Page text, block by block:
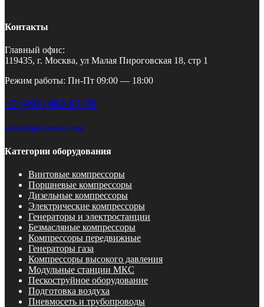
Контакты
Главный офис:
119435, г. Москва, ул Малая Пироговская 18, стр 1
Режим работы: Пн-Пт 09:00 — 18:00
+7 (495) 492-67-70
zakaz@pnevmotex.com
Категории оборудования
Винтовые компрессоры
Поршневые компрессоры
Дизельные компрессоры
Электрические компрессоры
Генераторы и электростанции
Безмасляные компрессоры
Компрессоры передвижные
Генераторы газа
Компрессоры высокого давления
Модульные станции МКС
Пескоструйное оборудование
Подготовка воздуха
Пневмосеть и трубопроводы